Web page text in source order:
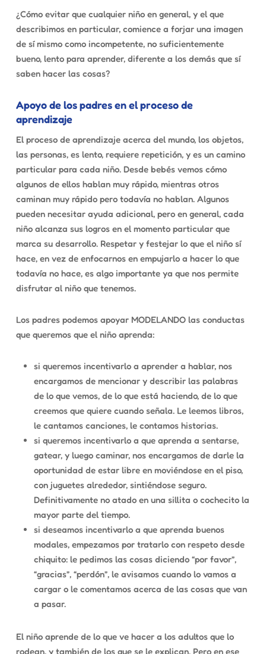
¿Cómo evitar que cualquier niño en general, y el que
describimos en particular, comience a forjar una imagen
de sí mismo como incompetente, no suficientemente
bueno, lento para aprender, diferente a los demás que sí
saben hacer las cosas?
Apoyo de los padres en el proceso de
aprendizaje
El proceso de aprendizaje acerca del mundo, los objetos,
las personas, es lento, requiere repetición, y es un camino
particular para cada niño. Desde bebés vemos cómo
algunos de ellos hablan muy rápido, mientras otros
caminan muy rápido pero todavía no hablan. Algunos
pueden necesitar ayuda adicional, pero en general, cada
niño alcanza sus logros en el momento particular que
marca su desarrollo. Respetar y festejar lo que el niño sí
hace, en vez de enfocarnos en empujarlo a hacer lo que
todavía no hace, es algo importante ya que nos permite
disfrutar al niño que tenemos.
Los padres podemos apoyar MODELANDO las conductas
que queremos que el niño aprenda:
si queremos incentivarlo a aprender a hablar, nos
encargamos de mencionar y describir las palabras
de lo que vemos, de lo que está haciendo, de lo que
creemos que quiere cuando señala. Le leemos libros,
le cantamos canciones, le contamos historias.
si queremos incentivarlo a que aprenda a sentarse,
gatear, y luego caminar, nos encargamos de darle la
oportunidad de estar libre en moviéndose en el piso,
con juguetes alrededor, sintiéndose seguro.
Definitivamente no atado en una sillita o cochecito la
mayor parte del tiempo.
si deseamos incentivarlo a que aprenda buenos
modales, empezamos por tratarlo con respeto desde
chiquito: le pedimos las cosas diciendo “por favor”,
“gracias”, “perdón”, le avisamos cuando lo vamos a
cargar o le comentamos acerca de las cosas que van
a pasar.
El niño aprende de lo que ve hacer a los adultos que lo
rodean, y también de los que se le explican. Pero en ese